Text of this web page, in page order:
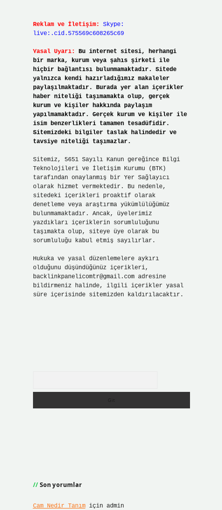
Reklam ve İletişim:
Skype:
live:.cid.575569c608265c69
Yasal Uyarı:
Bu internet sitesi, herhangi
bir marka, kurum veya şahıs şirketi ile
hiçbir bağlantısı bulunmamaktadır. Sitede
yalnızca kendi hazırladığımız makaleler
paylaşılmaktadır. Burada yer alan içerikler
haber niteliği taşımamakta olup, gerçek
kurum ve kişiler hakkında paylaşım
yapılmamaktadır. Gerçek kurum ve kişiler ile
isim benzerlikleri tamamen tesadüfidir.
Sitemizdeki bilgiler taslak halindedir ve
tavsiye niteliği taşımazlar.
Sitemiz, 5651 Sayılı Kanun gereğince Bilgi
Teknolojileri ve İletişim Kurumu (BTK)
tarafından onaylanmış bir Yer Sağlayıcı
olarak hizmet vermektedir. Bu nedenle,
sitedeki içerikleri proaktif olarak
denetleme veya araştırma yükümlülüğümüz
bulunmamaktadır. Ancak, üyelerimiz
yazdıkları içeriklerin sorumluluğunu
taşımakta olup, siteye üye olarak bu
sorumluluğu kabul etmiş sayılırlar.
Hukuka ve yasal düzenlemelere aykırı
olduğunu düşündüğünüz içerikleri,
backlinkpanelicomtr@gmail.comadresine
bildirmeniz halinde, ilgili içerikler yasal
süre içerisinde sitemizden kaldırılacaktır.
Son yorumlar
Cam Nedir Tanımiçin admin